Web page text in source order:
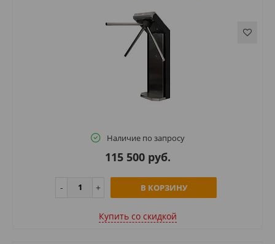
Наличие по запросу
115 500 руб.
В КОРЗИНУ
Купить cо скидкой